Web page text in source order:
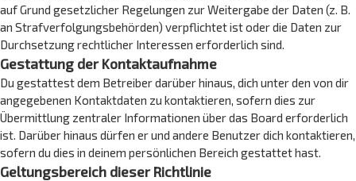
auf Grund gesetzlicher Regelungen zur Weitergabe der Daten (z. B.
an Strafverfolgungsbehörden) verpflichtet ist oder die Daten zur
Durchsetzung rechtlicher Interessen erforderlich sind.
Gestattung der Kontaktaufnahme
Du gestattest dem Betreiber darüber hinaus, dich unter den von dir
angegebenen Kontaktdaten zu kontaktieren, sofern dies zur
Übermittlung zentraler Informationen über das Board erforderlich
ist. Darüber hinaus dürfen er und andere Benutzer dich kontaktieren,
sofern du dies in deinem persönlichen Bereich gestattet hast.
Geltungsbereich dieser Richtlinie